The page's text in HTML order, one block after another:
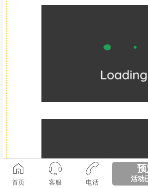
路况属于不可控因素，我们只
莲花湖深度游—沙德
返100元/人），近距离接触荷
流曲折蜿蜒，流速极缓，澄澈
花海里水草丛生，湖面树影婆
首页 客服 电话 活动